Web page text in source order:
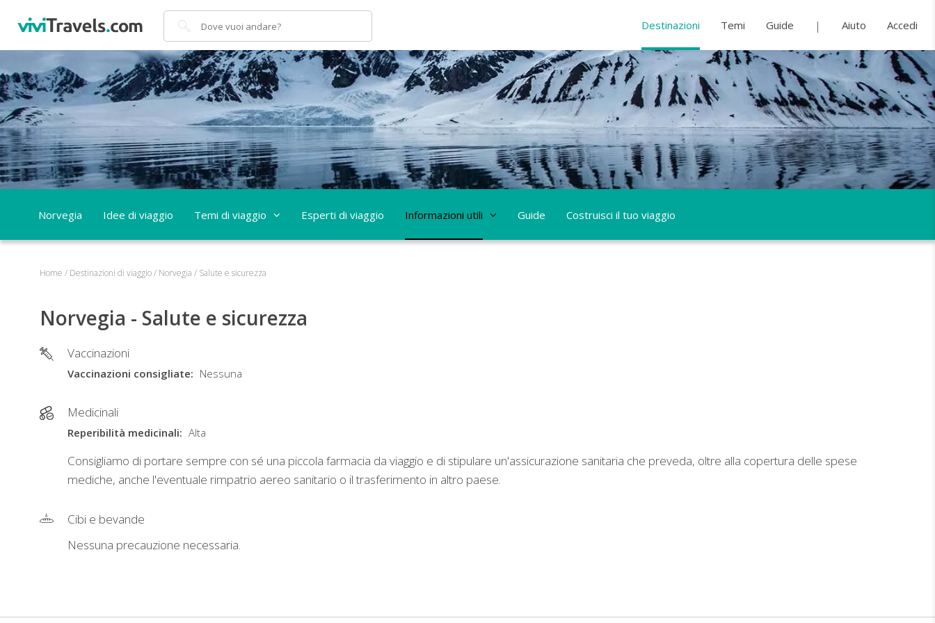
Cerca Destinazioni Temi Guide Aiuto Accedi
Norvegia Idee di viaggio Temi di viaggio Esperti di viaggio Informazioni utili Guide Costruisci il tuo viaggio
Home / Destinazioni di viaggio/ Norvegia / Salute e sicurezza
Norvegia - Salute e sicurezza
Vaccinazioni
Vaccinazioni consigliate Nessuna
Medicinali
Reperibilità medicinali Alta
Consigliamo di portare sempre con sé una piccola farmacia da viaggio e di stipulare un'assicurazione sanitaria che preveda, oltre alla copertura delle spese
mediche, anche l'eventuale rimpatrio aereo sanitario o il trasferimento in altro paese.
Cibi e bevande
Nessuna precauzione necessaria.